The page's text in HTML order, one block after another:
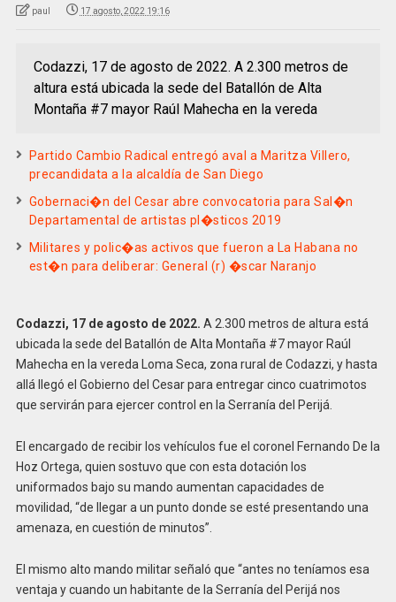
paul 17 agosto, 2022 19:16
Codazzi, 17 de agosto de 2022. A 2.300 metros de
altura está ubicada la sede del Batallón de Alta
Montaña #7 mayor Raúl Mahecha en la vereda
Partido Cambio Radical entregó aval a Maritza Villero,
precandidata a la alcaldía de San Diego
Gobernaci�n del Cesar abre convocatoria para Sal�n
Departamental de artistas pl�sticos 2019
Militares y polic�as activos que fueron a La Habana no
est�n para deliberar: General (r) �scar Naranjo
Codazzi, 17 de agosto de 2022. A 2.300 metros de altura está
ubicada la sede del Batallón de Alta Montaña #7 mayor Raúl
Mahecha en la vereda Loma Seca, zona rural de Codazzi, y hasta
allá llegó el Gobierno del Cesar para entregar cinco cuatrimotos
que servirán para ejercer control en la Serranía del Perijá.
El encargado de recibir los vehículos fue el coronel Fernando De la
Hoz Ortega, quien sostuvo que con esta dotación los
uniformados bajo su mando aumentan capacidades de
movilidad, “de llegar a un punto donde se esté presentando una
amenaza, en cuestión de minutos”.
El mismo alto mando militar señaló que “antes no teníamos esa
ventaja y cuando un habitante de la Serranía del Perijá nos